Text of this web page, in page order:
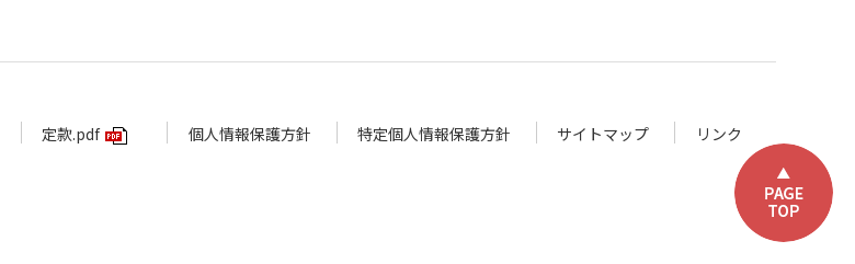
定款.pdf 個人情報保護方針 特定個人情報保護方針 サイトマップ リンク